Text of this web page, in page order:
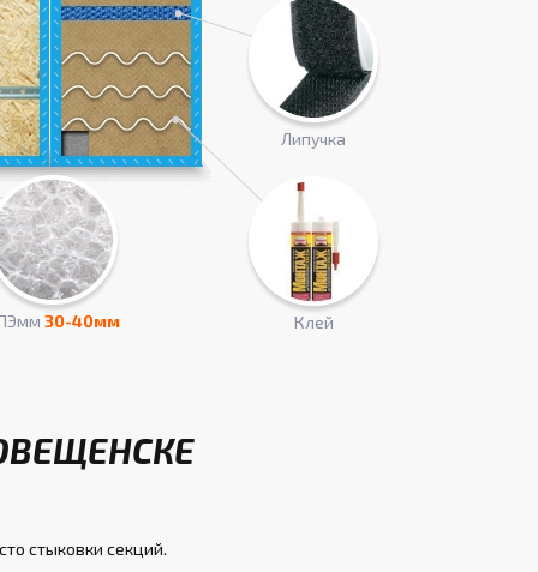
30-40мм Клей
Липучка
стыковки секций.